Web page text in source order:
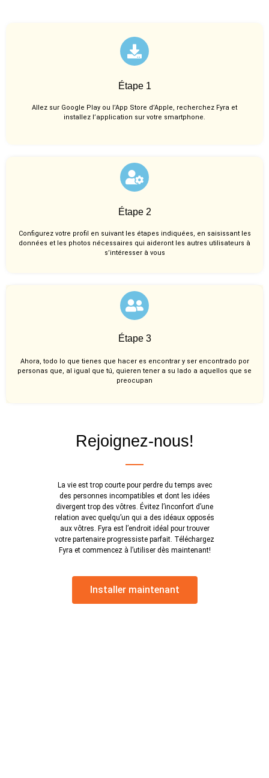
Étape 1
Allez sur Google Play ou l’App Store d’Apple, recherchez Fyra et
installez l’application sur votre smartphone.
Étape 2
Configurez votre profil en suivant les étapes indiquées, en saisissant les
données et les photos nécessaires qui aideront les autres utilisateurs à
s’intéresser à vous
Étape 3
Ahora, todo lo que tienes que hacer es encontrar y ser encontrado por
personas que, al igual que tú, quieren tener a su lado a aquellos que se
preocupan
Rejoignez-nous!
La vie est trop courte pour perdre du temps avec
des personnes incompatibles et dont les idées
divergent trop des vôtres. Évitez l’inconfort d’une
relation avec quelqu’un qui a des idéaux opposés
aux vôtres. Fyra est l’endroit idéal pour trouver
votre partenaire progressiste parfait. Téléchargez
Fyra et commencez à l’utiliser dès maintenant!
Installer maintenant